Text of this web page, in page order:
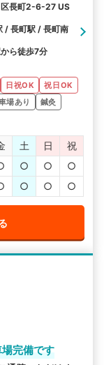
区長町2-6-27 US
/ 長町駅 / 長町南
ら徒歩7分
日祝OK
祝日OK
場あり
鍼灸
土 日
祝
○ ○
○
○ ○ ○
完備です